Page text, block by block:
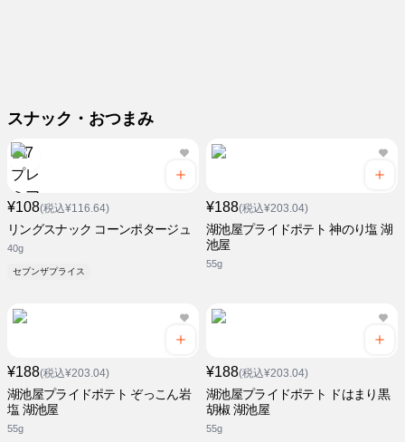
スナック・おつまみ
¥108(税込¥116.64)
リングスナック コーンポタージュ
40g
セブンザプライス
¥188(税込¥203.04)
湖池屋プライドポテト 神のり塩 湖
池屋
55g
¥188(税込¥203.04)
湖池屋プライドポテト ぞっこん岩
塩 湖池屋
55g
¥188(税込¥203.04)
湖池屋プライドポテト ドはまり黒
胡椒 湖池屋
55g